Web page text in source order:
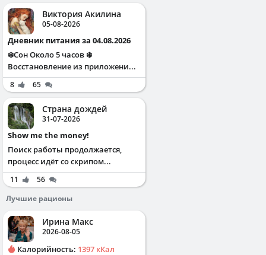
Виктория Акилина
05-08-2026
Дневник питания за 04.08.2026
❄️Сон Около 5 часов ❄️
Восстановление из приложени...
8 65
Страна дождей
31-07-2026
Show me the money!
Поиск работы продолжается,
процесс идёт со скрипом...
11
56
Лучшие рационы
Ирина Макс
2026-08-05
Калорийность: 1397 кКал